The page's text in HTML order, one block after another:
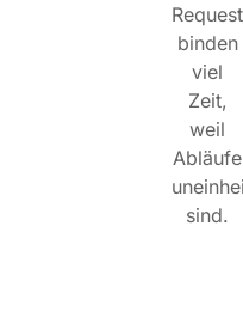
binden
viel
Zeit,
weil
Abläufe
sind.